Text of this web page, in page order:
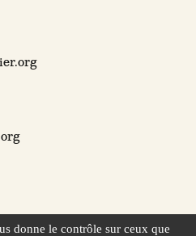
donne le contrôle sur ceux que